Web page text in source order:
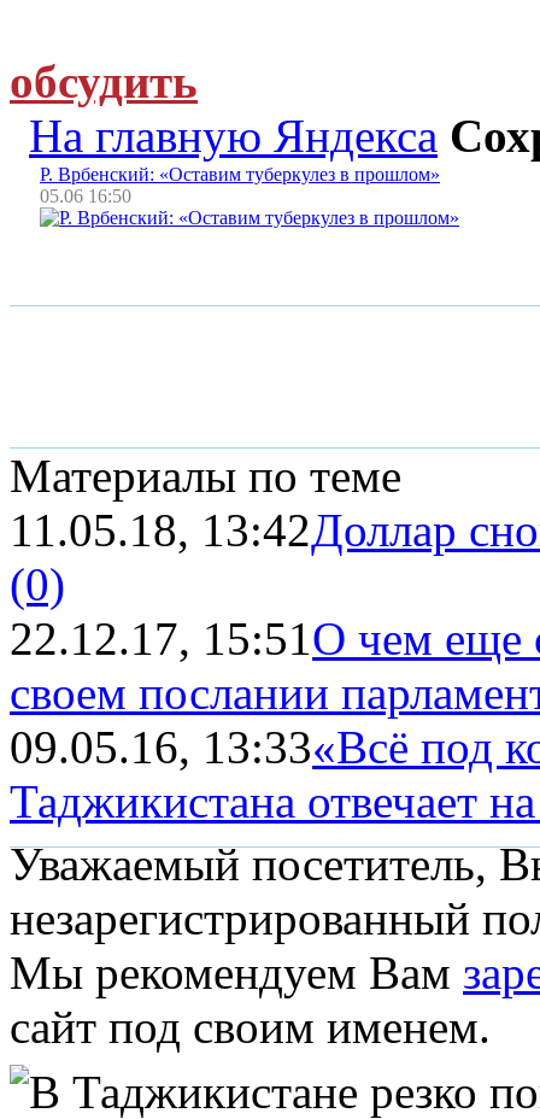
обсудить
На главную Яндекса
Р. Врбенский: «Оставим туберкулез в прошлом»
05.06 16:50
Материалы по теме
11.05.18, 13:42Доллар
(0)
22.12.17, 15:51О чем еще
своем послании
09.05.16, 13:33«Всё под
Таджикистана отвечает
Уважаемый посетитель,
незарегистрированный
Мы рекомендуем Вам
сайт под своим именем.